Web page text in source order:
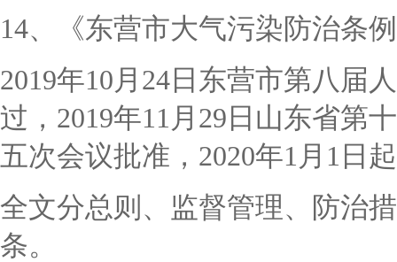
14、《东营市大气污染防治条
2019年10月24日东营市第八届
过，2019年11月29日山东省第
五次会议批准，2020年1月1日
全文分总则、监督管理、防治
条。